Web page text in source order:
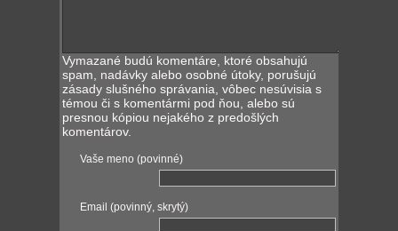
Vymazané budú komentáre, ktoré obsahujú
spam, nadávky alebo osobné útoky, porušujú
zásady slušného správania, vôbec nesúvisia s
témou či s komentármi pod ňou, alebo sú
presnou kópiou nejakého z predošlých
komentárov.
Vaše meno (povinné)
Email (povinný, skrytý)